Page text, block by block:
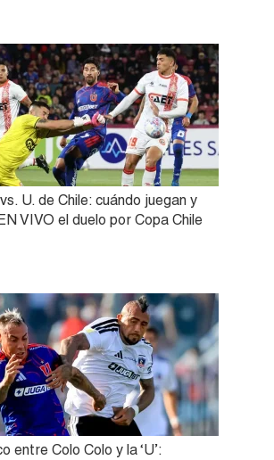
U. de Chile: cuándo juegan y
VIVO el duelo por Copa Chile
entre Colo Colo y la ‘U’: